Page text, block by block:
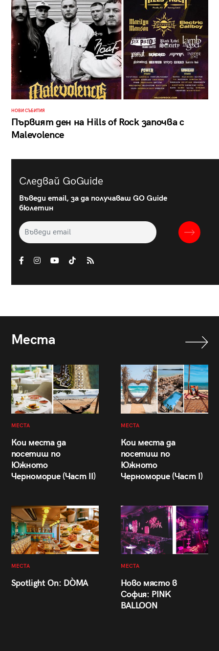
НОВИ СЪБИТИЯ
Първият ден на Hills of Rock започва с
Malevolence
Следвай GoGuide
Въведи email, за да получаваш GO Guide
бюлетин
Места
МЕСТА
Кои места да
посетиш по
Южното
Черноморие (Част II)
МЕСТА
Кои места да
посетиш по
Южното
Черноморие (Част I)
МЕСТА
Spotlight On: DÒMA
МЕСТА
Ново място в
София: PINK
BALLOON